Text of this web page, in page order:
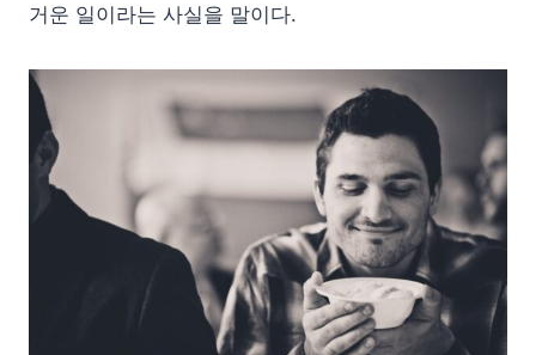
거운 일이라는 사실을 말이다.